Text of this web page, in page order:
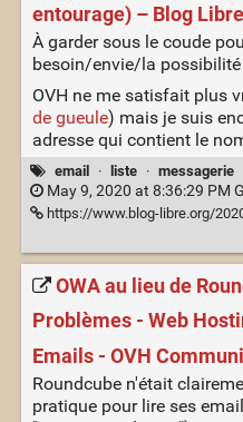
entourage) – Blog Libre
À garder sous le coude
besoin/envie/la possibilité
OVH ne me satisfait plus
de gueule) mais je suis
adresse qui contient le
email · liste · messagerie
May 9, 2020 at 8:36:29 PM
https://www.blog-libre.org/2020/05/01/messagerie-email-
OWA au lieu de
Problèmes - Web
Emails - OVH
Roundcube n'était
pratique pour lire ses